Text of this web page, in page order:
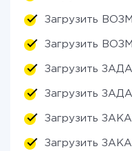
Загрузить
Загрузить
Загрузить
Загрузить
Загрузить
Загрузить